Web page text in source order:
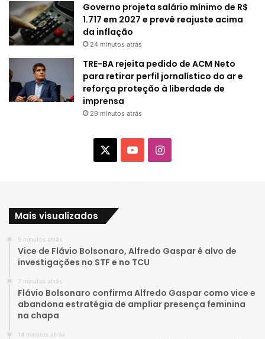
Governo projeta salário mínimo de R$
1.717 em 2027 e prevê reajuste acima
da inflação
24 minutos atrás
TRE-BA rejeita pedido de ACM Neto
para retirar perfil jornalístico do ar e
reforça proteção à liberdade de
imprensa
29 minutos atrás
u
b
e
I
r
Mais visualizados
5 minutos atrás
Vice de Flávio Bolsonaro, Alfredo Gaspar é alvo de
investigações no STF e no TCU
7 minutos atrás
Flávio Bolsonaro confirma Alfredo Gaspar como vice e
abandona estratégia de ampliar presença feminina
na chapa
14 minutos atrás